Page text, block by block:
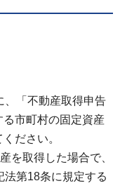
「不動産取得申告
る市町村の固定資産
ださい。
を取得した場合で、
第18条に規定する